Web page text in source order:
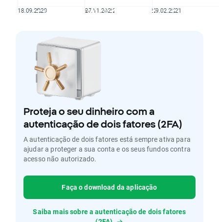
Proteja o seu dinheiro com a
autenticação de dois fatores (2FA)
A autenticação de dois fatores está sempre ativa para
ajudar a proteger a sua conta e os seus fundos contra
acesso não autorizado.
Faça o download da aplicação
Saiba mais sobre a autenticação de dois fatores